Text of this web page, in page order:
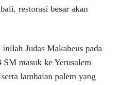
restorasi besar akan
Judas Makabeus pada
SM masuk ke Yerusalem
lambaian palem yang